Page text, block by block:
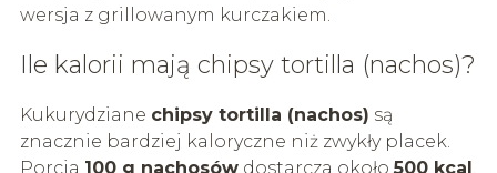
wersja z grillowanym kurczakiem.
Ile kalorii mają chipsy tortilla (nachos)?
Kukurydziane chipsy tortilla (nachos) są
znacznie bardziej kaloryczne niż zwykły placek.
Porcja 100 g nachosówdostarcza około500 kcal